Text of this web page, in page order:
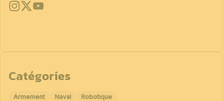
Catégories
Armement Naval
Robotique